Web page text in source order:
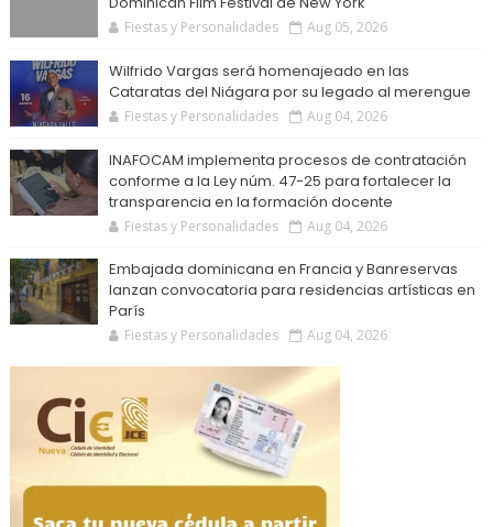
Fiestas y Personalidades Aug 05, 2026
Wilfrido Vargas será homenajeado en las
Cataratas del Niágara por su legado al merengue
Fiestas y Personalidades Aug 04, 2026
INAFOCAM implementa procesos de contratación
conforme a la Ley núm. 47-25 para fortalecer la
transparencia en la formación docente
Fiestas y Personalidades Aug 04, 2026
Embajada dominicana en Francia y Banreservas
lanzan convocatoria para residencias artísticas en
París
Fiestas y Personalidades Aug 04, 2026